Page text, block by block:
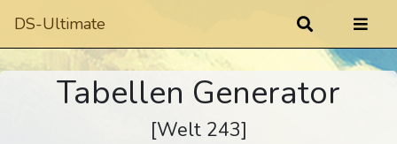
DS-Ultimate
Tabellen Generator
[Welt 243]